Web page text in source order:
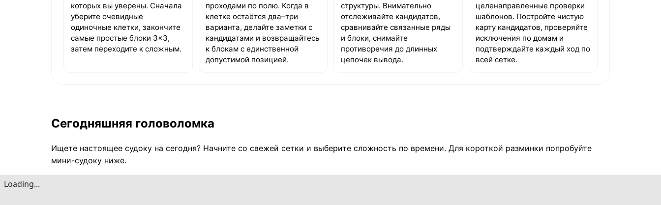
которых вы уверены. Сначала
уберите очевидные
одиночные клетки, закончите
самые простые блоки 3×3,
затем переходите к сложным.
проходами по полю. Когда в
клетке остаётся два–три
варианта, делайте заметки с
кандидатами и возвращайтесь
к блокам с единственной
допустимой позицией.
структуры. Внимательно
отслеживайте кандидатов,
сравнивайте связанные ряды
и блоки, снимайте
противоречия до длинных
цепочек вывода.
целенаправленные проверки
шаблонов. Постройте чистую
карту кандидатов, проверяйте
исключения по домам и
подтверждайте каждый ход по
всей сетке.
Сегодняшняя головоломка
Ищете настоящее судоку на сегодня? Начните со свежей сетки и выберите сложность по времени. Для короткой разминки попробуйте
мини-судоку ниже.